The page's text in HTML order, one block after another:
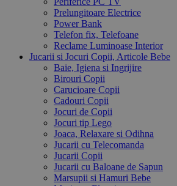
Prelungitoare Electrice
Power Bank
Telefon fix, Telefoane
Reclame Luminoase Interior
Jucarii si Jocuri Copii, Articole Bebe
Baie, Igiena si Ingrijire
Birouri Copii
Carucioare Copii
Cadouri Copii
Jocuri de Copii
Jocuri tip Lego
Joaca, Relaxare si Odihna
Jucarii cu Telecomanda
Jucarii Copii
Jucarii cu Baloane de Sapun
Marsupii si Hamuri Bebe